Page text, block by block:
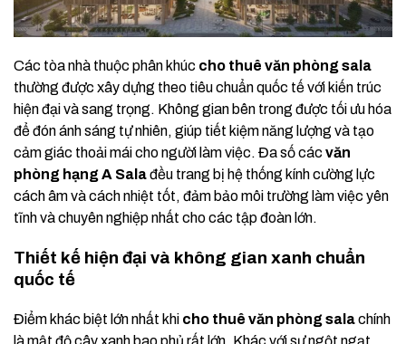
Các tòa nhà thuộc phân khúc cho thuê văn phòng sala
thường được xây dựng theo tiêu chuẩn quốc tế với kiến trúc
hiện đại và sang trọng. Không gian bên trong được tối ưu hóa
để đón ánh sáng tự nhiên, giúp tiết kiệm năng lượng và tạo
cảm giác thoải mái cho người làm việc. Đa số các văn
phòng hạng A Salađều trang bị hệ thống kính cường lực
cách âm và cách nhiệt tốt, đảm bảo môi trường làm việc yên
tĩnh và chuyên nghiệp nhất cho các tập đoàn lớn.
Thiết kế hiện đại và không gian xanh chuẩn
quốc tế
Điểm khác biệt lớn nhất khi cho thuê văn phòng salachính
là mật độ cây xanh bao phủ rất lớn. Khác với sự ngột ngạt